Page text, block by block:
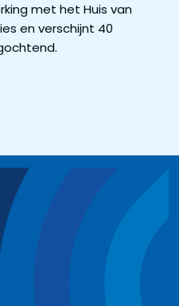
met het Huis van
en verschijnt 40